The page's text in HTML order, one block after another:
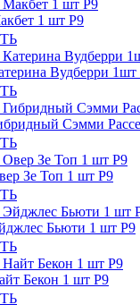
1 шт Р9
Вудберри 1шт
Сэмми
Зе Топ 1 шт Р9
Бьюти 1 шт Р9
Бекон 1 шт Р9